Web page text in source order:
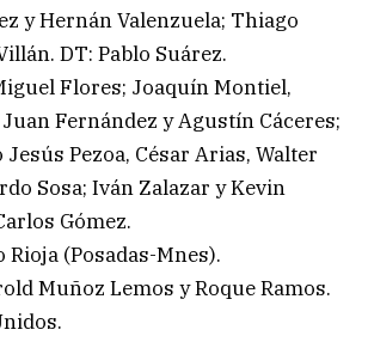
y Hernán Valenzuela; Thiago
DT: Pablo Suárez.
Flores; Joaquín Montiel,
Fernández y Agustín Cáceres;
Pezoa, César Arias, Walter
Sosa; Iván Zalazar y Kevin
Gómez.
(Posadas-Mnes).
Muñoz Lemos y Roque Ramos.